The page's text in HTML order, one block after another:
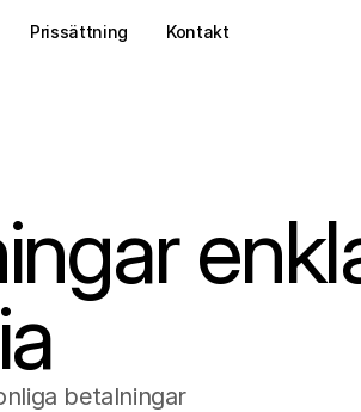
betalningar
Prissättning Kontakt